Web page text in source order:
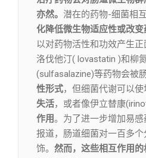
亦然。 潜在的药物-细菌相
化降低微生物适应性或改
以对药物活性和功效产生
洛伐他汀( lovastatin )和柳
(sulfasalazine)等药物会被
性形式，但细菌代谢可以
失活，或者像伊立替康
作用。为了进一步增加易
报道，肠道细菌对一百多
饰。 然而，这些相互作用